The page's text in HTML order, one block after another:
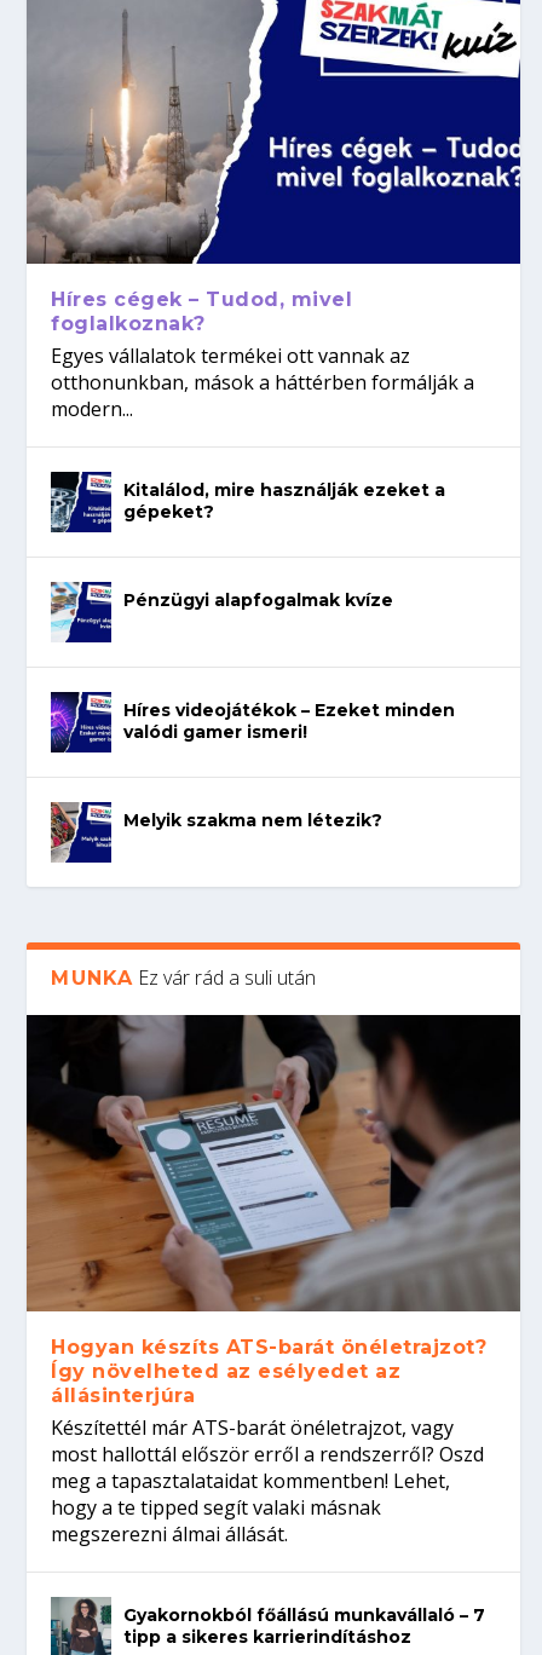
Híres cégek – Tudod, mivel
foglalkoznak?
Egyes vállalatok termékei ott vannak az
otthonunkban, mások a háttérben formálják a
modern...
Kitalálod, mire használják ezeket a
gépeket?
Pénzügyi alapfogalmak kvíze
Híres videojátékok – Ezeket minden
valódi gamer ismeri!
Melyik szakma nem létezik?
MUNKA Ez vár rád a suli után
Hogyan készíts ATS-barát önéletrajzot?
Így növelheted az esélyedet az
állásinterjúra
Készítettél már ATS-barát önéletrajzot, vagy
most hallottál először erről a rendszerről? Oszd
meg a tapasztalataidat kommentben! Lehet,
hogy a te tipped segít valaki másnak
megszerezni álmai állását.
Gyakornokból főállású munkavállaló – 7
tipp a sikeres karrierindításhoz